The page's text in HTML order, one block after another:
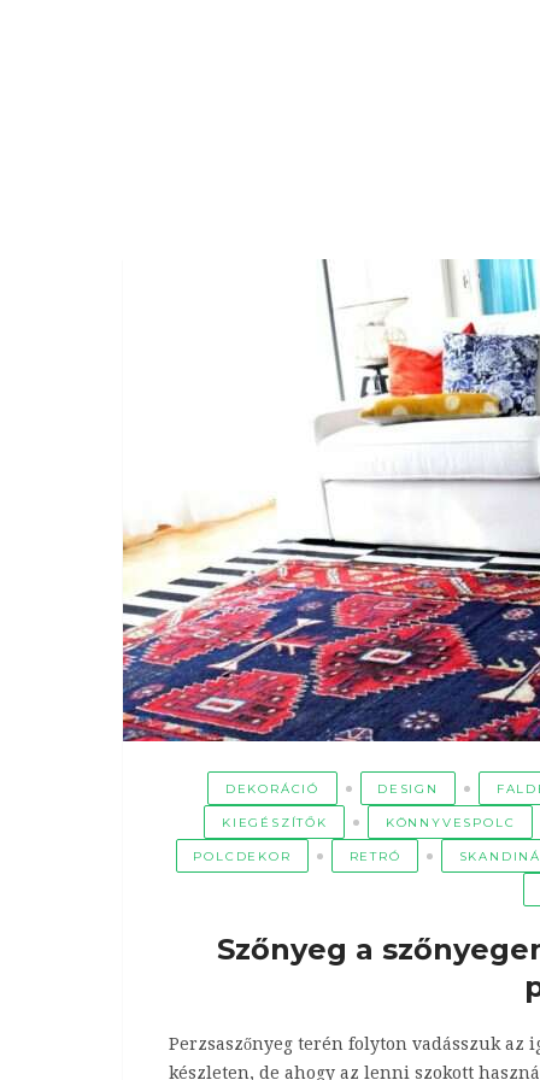
DEKORÁCIÓ DESIGN
KIEGÉSZÍTŐK KÖNNYVESPOLC
POLCDEKOR RETRÓ
Szőnyeg a
Perzsaszőnyeg terén folyton vadásszuk az
készleten, de ahogy az lenni szokott